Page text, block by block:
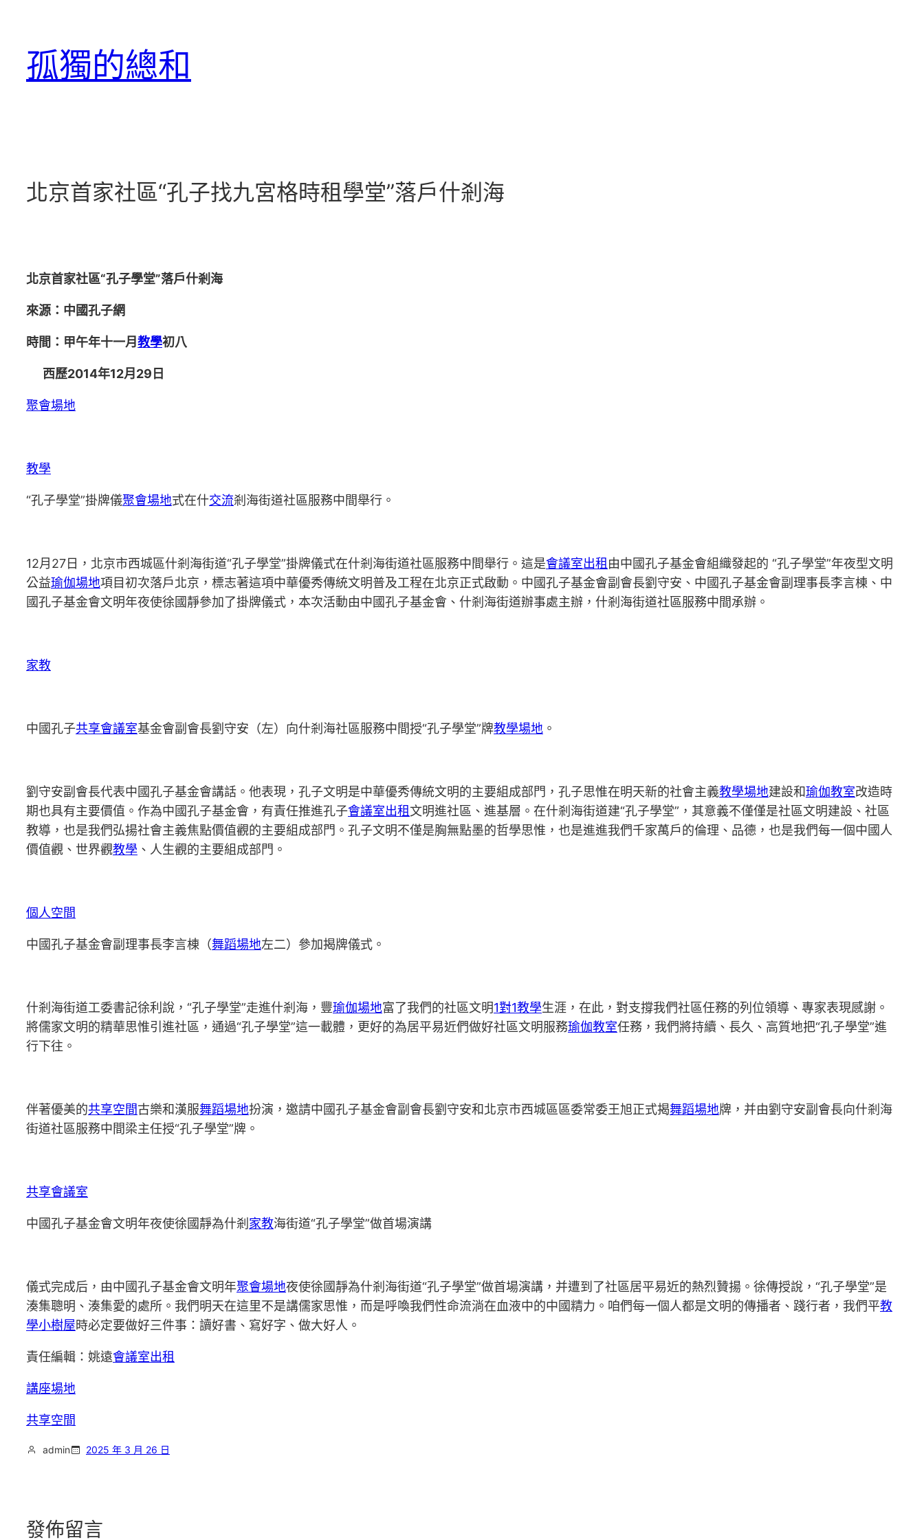
孤獨的總和
北京首家社區“孔子找九宮格時租學堂”落戶什剎海
北京首家社區“孔子學堂”落戶什剎海
來源：中國孔子網
時間：甲午年十一月教學初八
西歷2014年12月29日
聚會場地
教學
“孔子學堂”掛牌儀聚會場地式在什交流剎海街道社區服務中間舉行。
12月27日，北京市西城區什剎海街道“孔子學堂”掛牌儀式在什剎海街道社區服務中間舉行。這是會議室出租 由中國孔子基金會組織發起的 “孔子學堂”年夜型文明
公益瑜伽場地項目初次落戶北京，標志著這項中華優秀傳統文明普及工程在北京正式啟動。中國孔子基金會副會長劉守安、中國孔子基金會副理事長李言棟、中
國孔子基金會文明年夜使徐國靜參加了掛牌儀式，本次活動由中國孔子基金會、什剎海街道辦事處主辦，什剎海街道社區服務中間承辦。
家教
中國孔子共享會議室基金會副會長劉守安（左）向什剎海社區服務中間授“孔子學堂”牌教學場地 。
劉守安副會長代表中國孔子基金會講話。他表現，孔子文明是中華優秀傳統文明的主要組成部門，孔子思惟在明天新的社會主義教學場地建設和瑜伽教室改造時
期也具有主要價值。作為中國孔子基金會，有責任推進孔子會議室出租文明進社區、進基層。在什剎海街道建“孔子學堂”，其意義不僅僅是社區文明建設、社區
教導，也是我們弘揚社會主義焦點價值觀的主要組成部門。孔子文明不僅是胸無點墨的哲學思惟，也是進進我們千家萬戶的倫理、品德，也是我們每一個中國人
價值觀、世界觀教學 、人生觀的主要組成部門。
個人空間
中國孔子基金會副理事長李言棟（舞蹈場地左二）參加揭牌儀式。
什剎海街道工委書記徐利說，“孔子學堂”走進什剎海，豐瑜伽場地富了我們的社區文明1對1教學生涯，在此，對支撐我們社區任務的列位領導、專家表現感謝。
將儒家文明的精華思惟引進社區，通過“孔子學堂”這一載體，更好的為居平易近們做好社區文明服務瑜伽教室任務，我們將持續、長久、高質地把“孔子學堂”進
行下往。
伴著優美的共享空間古樂和漢服舞蹈場地扮演，邀請中國孔子基金會副會長劉守安和北京市西城區區委常委王旭正式揭舞蹈場地牌，并由劉守安副會長向什剎海
街道社區服務中間梁主任授“孔子學堂”牌。
共享會議室
中國孔子基金會文明年夜使徐國靜為什剎 家教海街道“孔子學堂”做首場演講
儀式完成后，由中國孔子基金會文明年聚會場地夜使徐國靜為什剎海街道“孔子學堂”做首場演講，并遭到了社區居平易近的熱烈贊揚。徐傳授說，“孔子學堂”是
湊集聰明、湊集愛的處所。我們明天在這里不是講儒家思惟，而是呼喚我們性命流淌在血液中的中國精力。咱們每一個人都是文明的傳播者、踐行者，我們平教
學小樹屋時必定要做好三件事：讀好書、寫好字、做大好人。
責任編輯：姚遠會議室出租
講座場地
共享空間
admin 2025 年 3 月 26 日
發佈留言